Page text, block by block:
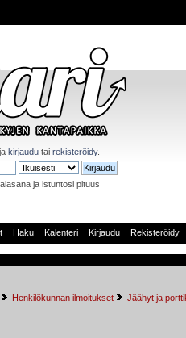
kirjaudu tai rekisteröidy.
ja istuntosi pituus
Haku Kalenteri Kirjaudu Rekisteröidy
Henkilökunnan ilmoitukset Jäähyt ja